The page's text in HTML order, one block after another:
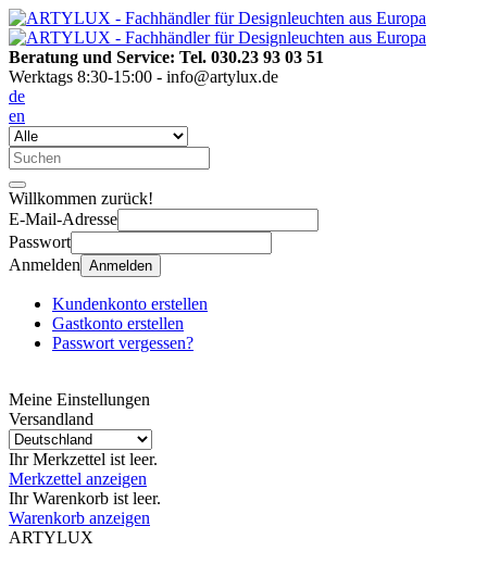
Beratung und Service: Tel. 030.23 93 03 51
Werktags 8:30-15:00 - info@artylux.de
de
en
Willkommen zurück!
E-Mail-Adresse
Passwort
Anmelden Anmelden
Kundenkonto erstellen
Gastkonto erstellen
Passwort vergessen?
Meine Einstellungen
Versandland
Ihr Merkzettel ist leer.
Merkzettel anzeigen
Ihr Warenkorb ist leer.
Warenkorb anzeigen
ARTYLUX